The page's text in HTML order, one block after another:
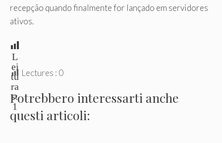
recepção quando finalmente for lançado em servidores
ativos.
L
ei
tu
ra
s:
1
Lectures : 0
Potrebbero interessarti anche
questi articoli: